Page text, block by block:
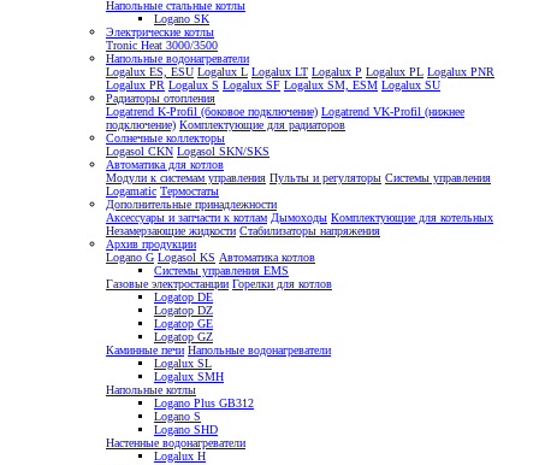
Напольные стальные котлы
Logano SK
Электрические котлы
Tronic Heat 3000/3500
Напольные водонагреватели
Logalux ES, ESU Logalux L Logalux LT Logalux P Logalux PL Logalux PNR
Logalux PR Logalux S Logalux SF Logalux SM, ESM Logalux SU
Радиаторы отопления
Logatrend K-Profil (боковое подключение) Logatrend VK-Profil (нижнее
подключение) Комплектующие для радиаторов
Солнечные коллекторы
Logasol CKN Logasol SKN/SKS
Автоматика для котлов
Модули к системам управления Пульты и регуляторы Системы управления
Logamatic Термостаты
Дополнительные принадлежности
Аксессуары и запчасти к котлам Дымоходы Комплектующие для котельных
Незамерзающие жидкости Стабилизаторы напряжения
Архив продукции
Logano G Logasol KS Автоматика котлов
Системы управления EMS
Газовые электростанции Горелки для котлов
Logatop DE
Logatop DZ
Logatop GE
Logatop GZ
Каминные печи Напольные водонагреватели
Logalux SL
Logalux SMH
Напольные котлы
Logano Plus GB312
Logano S
Logano SHD
Настенные водонагреватели
Logalux H